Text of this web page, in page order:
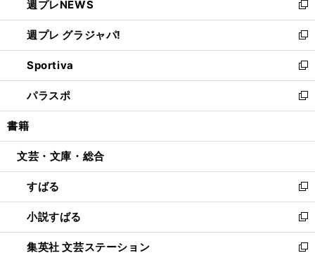
く
で
開
く
ド
ウ
で
開
く
い
ウ
ィ
ン
ド
ウ
で
開
週プレNEWS
新
し
い
ウ
ィ
ン
ド
ウ
開
週プレ グラジャパ!
新
し
い
ウ
ィ
ン
ウ
開
く
Sportiva
新
し
い
ウ
ン
ウ
で
開
く
パラスポ
新
し
ウ
ン
ド
ウ
で
開
く
書籍
文芸・文庫・総合
すばる
新
し
い
ウ
ィ
小説すばる
新
し
い
集英社 文芸ステーション
新